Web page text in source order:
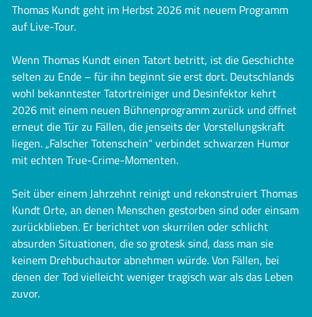
Thomas Kundt geht im Herbst 2026 mit neuem Programm
auf Live-Tour.
Wenn Thomas Kundt einen Tatort betritt, ist die Geschichte
selten zu Ende – für ihn beginnt sie erst dort. Deutschlands
wohl bekanntester Tatortreiniger und Desinfektor kehrt
2026 mit einem neuen Bühnenprogramm zurück und öffnet
erneut die Tür zu Fällen, die jenseits der Vorstellungskraft
liegen. „Falscher Totenschein“ verbindet schwarzen Humor
mit echten True-Crime-Momenten.
Seit über einem Jahrzehnt reinigt und rekonstruiert Thomas
Kundt Orte, an denen Menschen gestorben sind oder einsam
zurückblieben. Er berichtet von skurrilen oder schlicht
absurden Situationen, die so grotesk sind, dass man sie
keinem Drehbuchautor abnehmen würde. Von Fällen, bei
denen der Tod vielleicht weniger tragisch war als das Leben
zuvor.